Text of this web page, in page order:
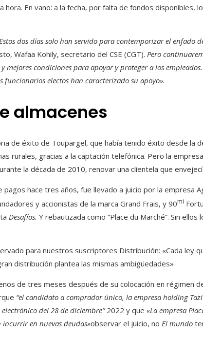
hora. En vano: a la fecha, por falta de fondos disponibles,
dos días solo han servido para contemporizar el enfado
Wafaa Kohily, secretario del CSE (CGT). Pero
mejores condiciones para apoyar y proteger a los empleados.
funcionarios electos han caracterizado su apoyo».
almacenes
de éxito de Toupargel, que había tenido éxito desde la
rurales, gracias a la captación telefónica. Pero la
la década de 2010, renovar una clientela que
pagos hace tres años, fue llevado a juicio por la empresa
y accionistas de la marca Grand Frais, y 90mi
Desafíos. Y rebautizada como “Place du Marché”. Sin
para nuestros suscriptores Distribución: «Cada ley
distribución plantea las mismas ambigüedades»
de tres meses después de su colocación en régimen
“el candidato a comprador único, la empresa holding
del 28 de diciembre”2022 y que «La empresa
en nuevas deudas»observar el juicio, no El mundo